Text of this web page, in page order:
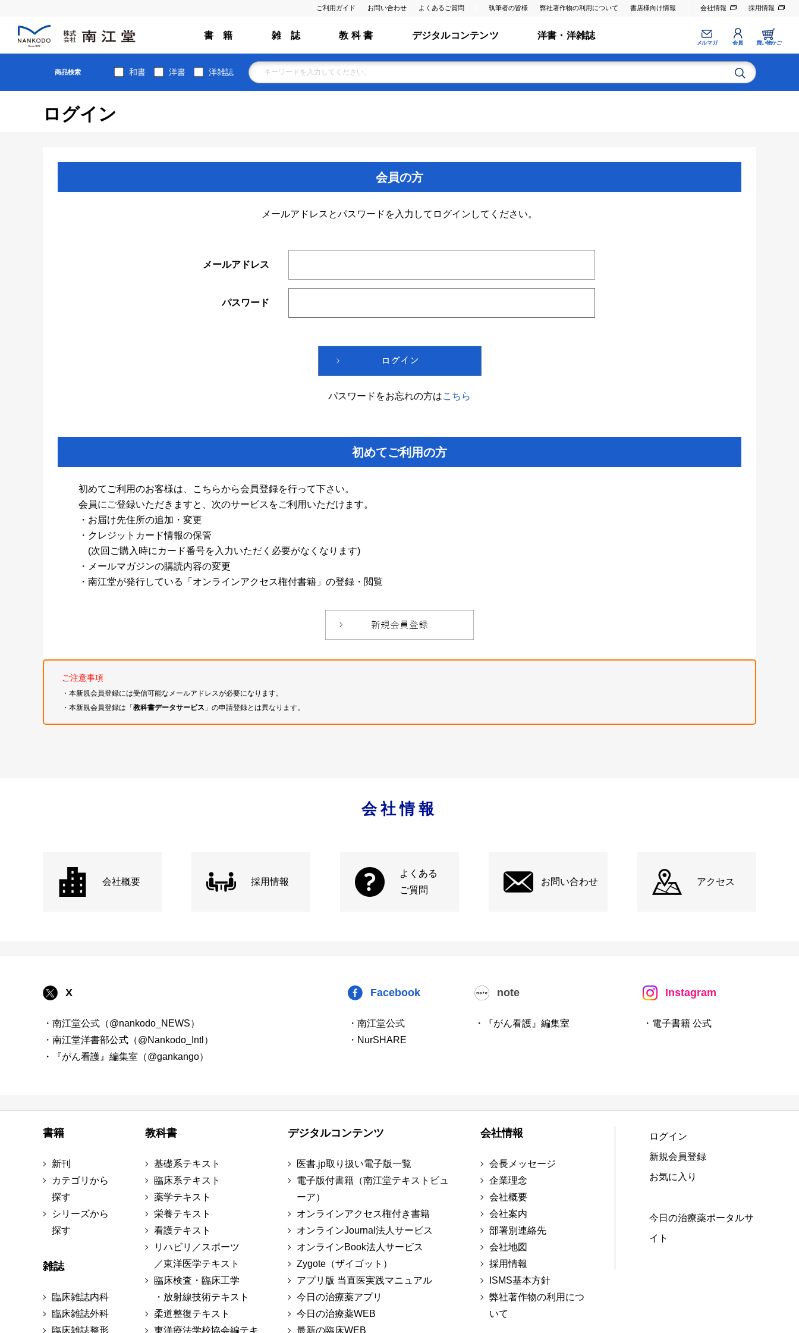
ご利用ガイド お問い合わせ よくあるご質問 執筆者の皆様 弊社著作物の利用について 書店様向け情報 会社情報 採用情報
書 籍 雑 誌 教 科 書 デジタルコンテンツ 洋書・洋雑誌
メルマガ 会員 買い物かご
商品検索 和書 洋書 洋雑誌
ログイン
会員の方
メールアドレスとパスワードを入力してログインしてください。
メールアドレス
パスワード
パスワードをお忘れの方はこちら
初めてご利用の方
初めてご利用のお客様は、こちらから会員登録を行って下さい。
会員にご登録いただきますと、次のサービスをご利用いただけます。
・お届け先住所の追加・変更
・クレジットカード情報の保管
(次回ご購入時にカード番号を入力いただく必要がなくなります)
・メールマガジンの購読内容の変更
・南江堂が発行している「オンラインアクセス権付書籍」の登録・閲覧
ご注意事項
・本新規会員登録には受信可能なメールアドレスが必要になります。
・本新規会員登録は「教科書データサービス 」の申請登録とは異なります。
会社情報
会社概要 採用情報
よくある
ご質問
お問い合わせ アクセス
X
・南江堂公式（@nankodo_NEWS）
・南江堂洋書部公式（@Nankodo_Intl）
・『がん看護』編集室（@gankango）
Facebook
・南江堂公式
・NurSHARE
note
・『がん看護』編集室
Instagram
・電子書籍 公式
書籍
新刊
カテゴリから
探す
シリーズから
探す
雑誌
臨床雑誌内科
臨床雑誌外科
臨床雑誌整形
教科書
基礎系テキスト
臨床系テキスト
薬学テキスト
栄養テキスト
看護テキスト
リハビリ／スポーツ
／東洋医学テキスト
臨床検査・臨床工学
・放射線技術テキスト
柔道整復テキスト
東洋療法学校協会編テキ
デジタルコンテンツ
医書.jp取り扱い電子版一覧
電子版付書籍（南江堂テキストビュ
ーア）
オンラインアクセス権付き書籍
オンラインJournal法人サービス
オンラインBook法人サービス
Zygote（ザイゴット）
アプリ版 当直医実践マニュアル
今日の治療薬アプリ
今日の治療薬WEB
最新の臨床WEB
会社情報
会長メッセージ
企業理念
会社概要
会社案内
部署別連絡先
会社地図
採用情報
ISMS基本方針
弊社著作物の利用につ
いて
ログイン
新規会員登録
お気に入り
今日の治療薬ポータルサ
イト